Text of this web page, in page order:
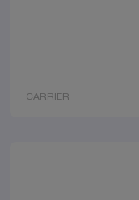
CARRIER